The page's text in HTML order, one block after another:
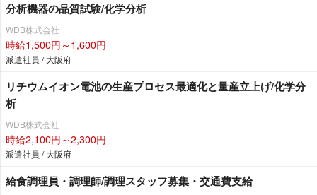
分析機器の品質試験/化学分析
WDB株式会社
時給1,500円～1,600円
派遣社員 / 大阪府
リチウムイオン電池の生産プロセス最適化と量産立上げ/化学分
析
WDB株式会社
時給2,100円～2,300円
派遣社員 / 大阪府
給食調理員・調理師/調理スタッフ募集・交通費支給